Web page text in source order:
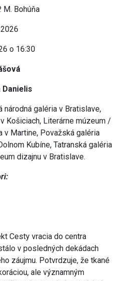
M. Bohúňa
o 16:30
Danielis
národná galéria v Bratislave,
Košiciach, Literárne múzeum /
v Martine, Považská galéria
Kubíne, Tatranská galéria
dizajnu v Bratislave.
Cesty vracia do centra
v posledných dekádach
záujmu. Potvrdzuje, že tkané
ale významným